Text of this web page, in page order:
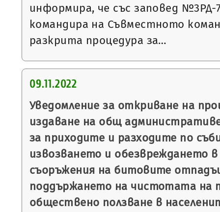
информира, че със заповед №3РД-
командира на Съвместното
разкрита процедура за…
09.11.2022
Уведомление за откриване на
издаване на общ
за приходите и разходите по
извозването и обезвреждането в
съоръжения на битовите
поддържането на чистотата на
обществено ползване в